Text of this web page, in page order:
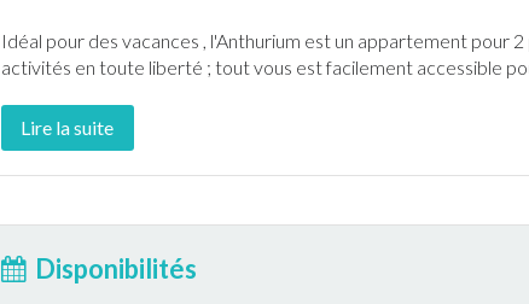
Idéal pour des vacances , l'Anthurium est un appartementpour 2
activités en toute liberté ; tout vous est facilement accessible
Lire la suite
Disponibilités